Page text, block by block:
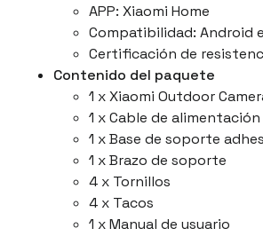
APP: Xiaomi Home
Compatibilidad: Android
Certificación de
Contenido del paquete
1 x Xiaomi Outdoor
1 x Cable de alimentación
1 x Base de soporte
1 x Brazo de soporte
4 x Tornillos
4 x Tacos
1 x Manual de usuario